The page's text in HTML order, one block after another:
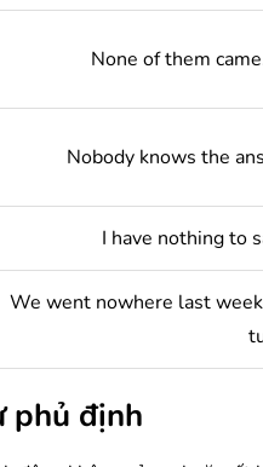
None of them
Nobody knows the
I have nothing to
We went nowhere last
phủ định